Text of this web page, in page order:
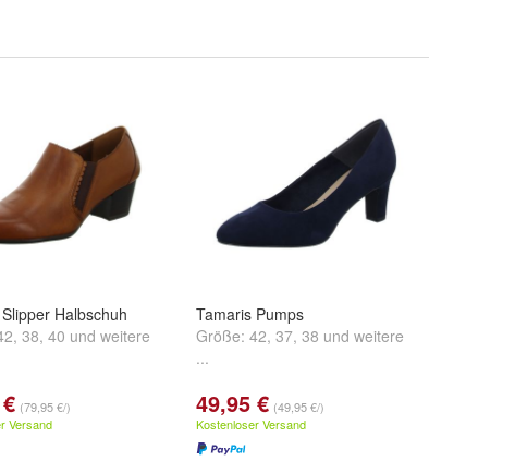
Halbschuh
, 38, 40 und weitere
(79,95 €/)
Versand
Tamaris Pumps
Größe: 42, 37, 38 und weitere
...
49,95 € (49,95 €/)
Kostenloser Versand